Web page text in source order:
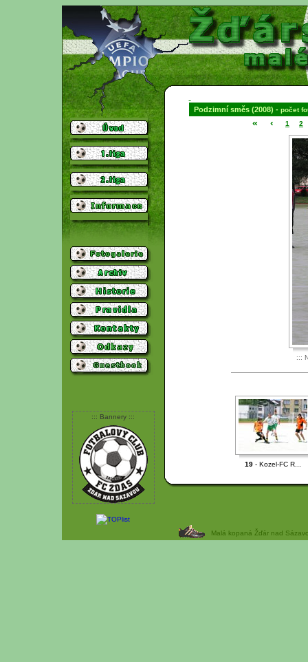
::: Bannery :::
Podzimní směs (2008) - počet
« ‹ 1 2
:::
19- Kozel-FC R...
Malá kopaná Žďár nad